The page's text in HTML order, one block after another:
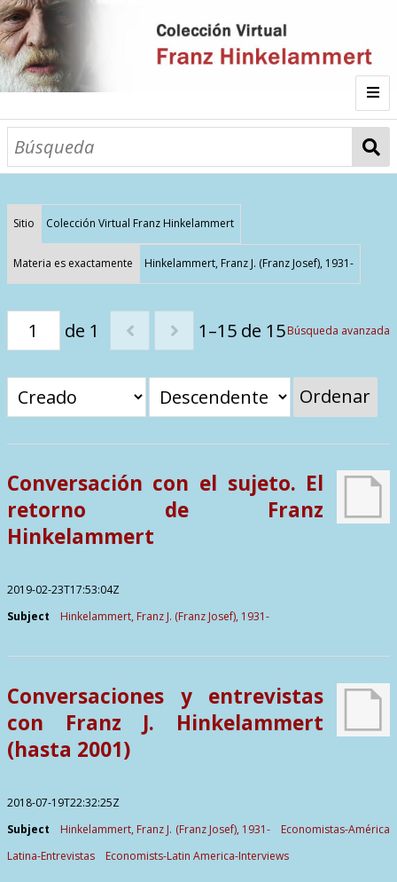
Inicio
Categorías
Todos los documentos
Materias
Sitios de Interés
Contactos
Fichas
Sitio Colección Virtual Franz Hinkelammert
Materia es exactamente Hinkelammert, Franz J. (Franz Josef), 1931-
de 1 1–15 de 15Búsqueda avanzada
Ordenar
Conversación con el sujeto. El
retorno de Franz
Hinkelammert
2019-02-23T17:53:04Z
Subject
Hinkelammert, Franz J. (Franz Josef), 1931-
Conversaciones y entrevistas
con Franz J. Hinkelammert
(hasta 2001)
2018-07-19T22:32:25Z
Subject
Hinkelammert, Franz J. (Franz Josef), 1931-
Economistas-América
Latina-Entrevistas
Economists-Latin America-Interviews